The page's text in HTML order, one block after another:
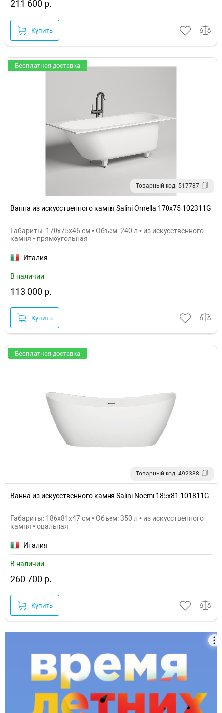
211 600 р.
Купить
Бесплатная доставка
Товарный код: 517787
Ванна из искусственного камня Salini Ornella 170х75 102311G
Габариты: 170x75x46 см • Объем: 240 л • из искусственного
камня • прямоугольная
Италия
В наличии
113 000 р.
Купить
Бесплатная доставка
Товарный код: 492388
Ванна из искусственного камня Salini Noemi 185х81 101811G
Габариты: 186x81x47 см • Объем: 350 л • из искусственного
камня • овальная
Италия
В наличии
260 700 р.
Купить